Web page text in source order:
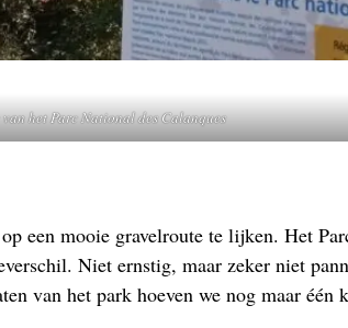
van het Parc National des Calanques
een mooie gravelroute te lijken. Het
Niet ernstig, maar zeker niet
van het park hoeven we nog maar